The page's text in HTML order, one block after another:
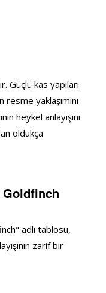
Güçlü kas yapıları
yaklaşımını
heykel anlayışını
oldukça
Goldfinch
adlı tablosu,
zarif bir